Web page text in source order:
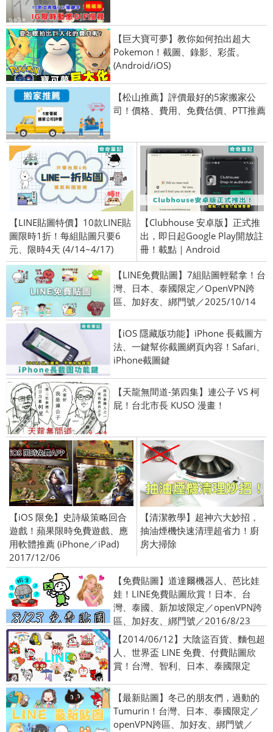
【巨大寶可夢】教你如何拍出超大
Pokemon！截圖、錄影、彩蛋。
(Android/iOS)
【松山推薦】評價最好的5家搬家公
司！價格、費用、免費估價、PTT推薦
【LINE貼圖特價】10款LINE貼
圖限時1折！每組貼圖只要6
元、限時4天 (4/14~4/17)
【Clubhouse 安卓版】正式推
出，即日起Google Play開放註
冊！載點｜Android
【LINE免費貼圖】7組貼圖輕鬆拿！台
灣、日本、泰國限定／OpenVPN跨
區、加好友、綁門號／2025/10/14
【iOS 隱藏版功能】iPhone 長截圖方
法、一鍵幫你截圖網頁內容！Safari、
iPhone截圖鍵
【天龍無間道-第四集】連公子 VS 柯
屁！台北市長 KUSO 漫畫！
【iOS 限免】史詩級策略回合
遊戲！蘋果限時免費遊戲、應
用軟體推薦 (iPhone／iPad)
2017/12/06
【清潔教學】超神六大妙招，
抽油煙機快速清理超省力！廚
房大掃除
【免費貼圖】道達爾機器人、芭比娃
娃！LINE免費貼圖欣賞！日本、台
灣、泰國、新加坡限定／openVPN跨
區、加好友、綁門號／2016/8/23
【2014/06/12】大陰盜百貨、麵包超
人、世界盃 LINE 免費、付費貼圖欣
賞！台灣、智利、日本、泰國限定
【最新貼圖】冬己的朋友們，過動的
Tumurin！台灣、日本、泰國限定／
openVPN跨區、加好友、綁門號／